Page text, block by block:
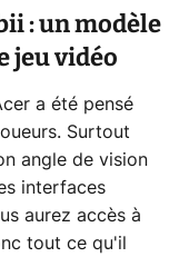
: un modèle
jeu vidéo
a été pensé
Surtout
angle de vision
interfaces
aurez accès à
tout ce qu'il